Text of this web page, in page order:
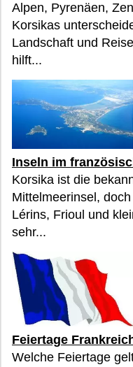
Alpen, Pyrenäen,
Korsikas
Landschaft und
hilft...
Inseln im
Korsika ist die
Mittelmeerinsel,
Lérins, Frioul und
sehr...
Feiertage
Welche Feiertage